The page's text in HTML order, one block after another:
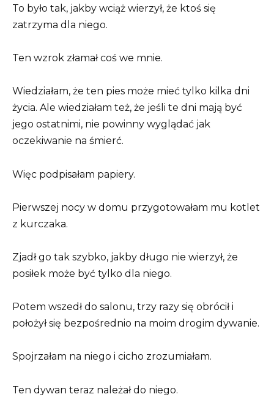
To było tak, jakby wciąż wierzył, że ktoś się
zatrzyma dla niego.
Ten wzrok złamał coś we mnie.
Wiedziałam, że ten pies może mieć tylko kilka dni
życia. Ale wiedziałam też, że jeśli te dni mają być
jego ostatnimi, nie powinny wyglądać jak
oczekiwanie na śmierć.
Więc podpisałam papiery.
Pierwszej nocy w domu przygotowałam mu kotlet
z kurczaka.
Zjadł go tak szybko, jakby długo nie wierzył, że
posiłek może być tylko dla niego.
Potem wszedł do salonu, trzy razy się obrócił i
położył się bezpośrednio na moim drogim dywanie.
Spojrzałam na niego i cicho zrozumiałam.
Ten dywan teraz należał do niego.